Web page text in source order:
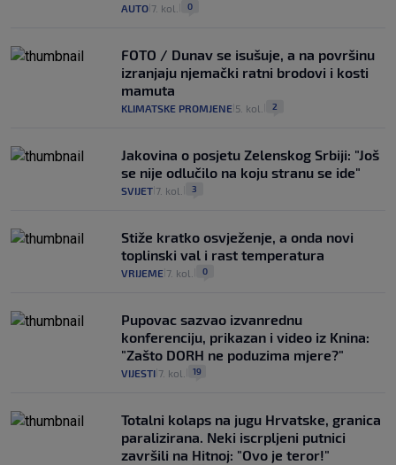
AUTO 7. kol. 0
FOTO / Dunav se isušuje, a na površinu
izranjaju njemački ratni brodovi i kosti
mamuta
KLIMATSKE PROMJENE 5. kol. 2
Jakovina o posjetu Zelenskog Srbiji: "Još
se nije odlučilo na koju stranu se ide"
SVIJET 7. kol. 3
Stiže kratko osvježenje, a onda novi
toplinski val i rast temperatura
VRIJEME 7. kol. 0
Pupovac sazvao izvanrednu
konferenciju, prikazan i video iz Knina:
"Zašto DORH ne poduzima mjere?"
VIJESTI 7. kol. 19
Totalni kolaps na jugu Hrvatske, granica
paralizirana. Neki iscrpljeni putnici
završili na Hitnoj: "Ovo je teror!"